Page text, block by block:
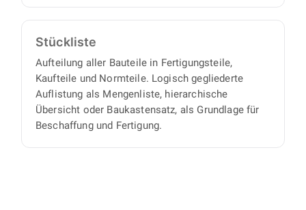
Stückliste
Aufteilung aller Bauteile in Fertigungsteile,
Kaufteile und Normteile. Logisch gegliederte
Auflistung als Mengenliste, hierarchische
Übersicht oder Baukastensatz, als Grundlage für
Beschaffung und Fertigung.